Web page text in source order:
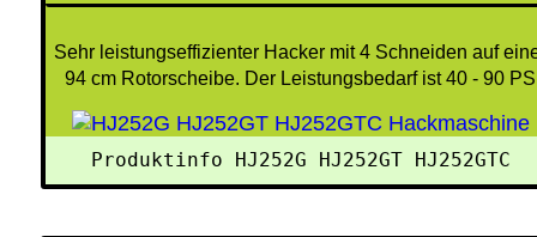
Sehr leistungseffizienter Hacker mit 4 Schneiden auf
94 cm Rotorscheibe. Der Leistungsbedarf ist 40 - 90 PS
Produktinfo HJ252G HJ252GT HJ252GTC